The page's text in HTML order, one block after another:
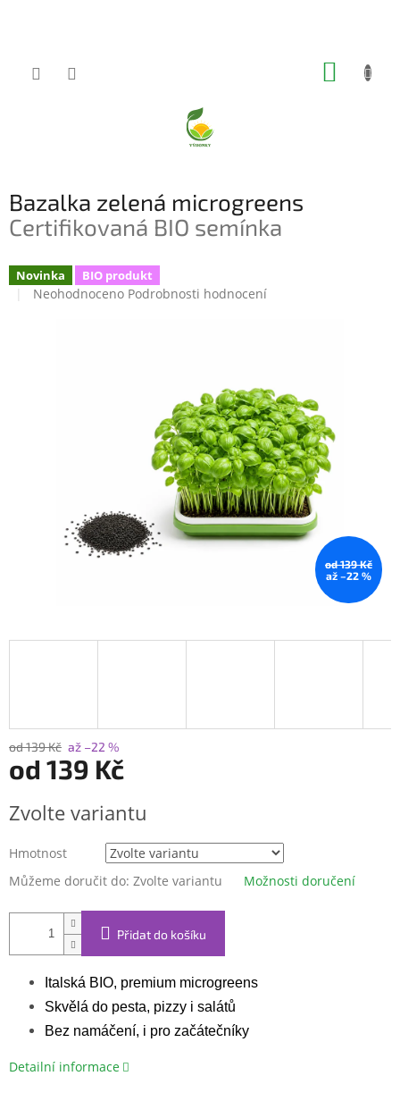
Bazalka zelená microgreens
Certifikovaná BIO semínka
Novinka BIO produkt
Průměrné
Neohodnoceno Podrobnosti hodnocení
od 139 Kč
až –22 %
od 139 Kč až –22 %
od 139 Kč
cena:
Zvolte variantu
Hmotnost
Můžeme doručit do: Zvolte variantu Možnosti doručení
Přidat do košíku
Italská BIO, premium microgreens
Skvělá do pesta, pizzy i salátů
Bez namáčení, i pro začátečníky
Detailní informace